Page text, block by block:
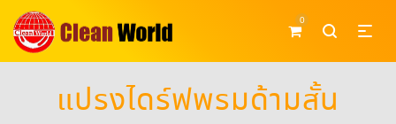
0
แปรงไดร์ฟพรมด้ามสั้น